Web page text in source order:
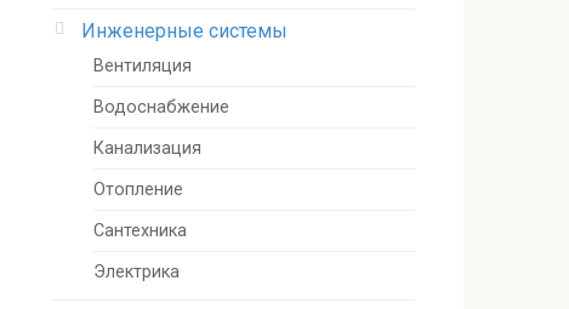
Инженерные системы
Вентиляция
Водоснабжение
Канализация
Отопление
Сантехника
Электрика